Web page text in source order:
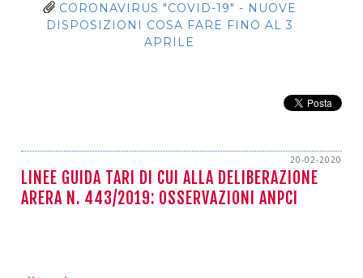
CORONAVIRUS "COVID-19" - NUOVE
DISPOSIZIONI COSA FARE FINO AL 3
APRILE
20-02-2020
LINEE GUIDA TARI DI CUI ALLA DELIBERAZIONE
ARERA N. 443/2019: OSSERVAZIONI ANPCI